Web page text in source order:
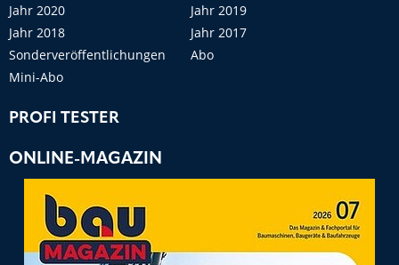
Jahr 2020
Jahr 2019
Jahr 2018
Jahr 2017
Sonderveröffentlichungen
Abo
Mini-Abo
PROFI TESTER
ONLINE-MAGAZIN